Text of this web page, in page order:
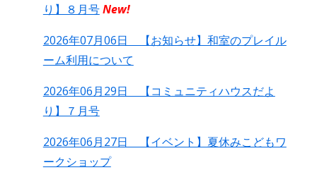
り】８月号New!
2026年07月06日 【お知らせ】和室のプレイル
ーム利用について
2026年06月29日 【コミュニティハウスだよ
り】７月号
2026年06月27日 【イベント】夏休みこどもワ
ークショップ